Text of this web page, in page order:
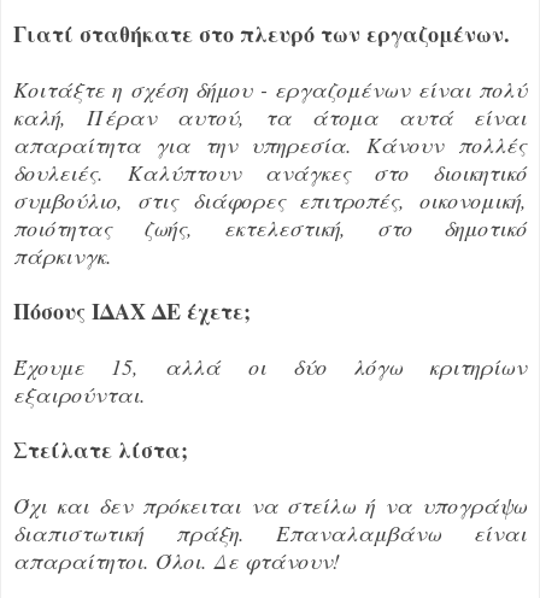
Γιατί σταθήκατε στο πλευρό των εργαζομένων.
Κοιτάξτε η σχέση δήμου - εργαζομένων είναι πολύ
καλή, Πέραν αυτού, τα άτομα αυτά είναι
απαραίτητα για την υπηρεσία. Κάνουν πολλές
δουλειές. Καλύπτουν ανάγκες στο διοικητικό
συμβούλιο, στις διάφορες επιτροπές, οικονομική,
ποιότητας ζωής, εκτελεστική, στο δημοτικό
πάρκινγκ.
Πόσους ΙΔΑΧ ΔΕ έχετε;
Έχουμε 15, αλλά οι δύο λόγω κριτηρίων
εξαιρούνται.
Στείλατε λίστα;
Όχι και δεν πρόκειται να στείλω ή να υπογράψω
διαπιστωτική πράξη. Επαναλαμβάνω είναι
απαραίτητοι. Όλοι. Δε φτάνουν!